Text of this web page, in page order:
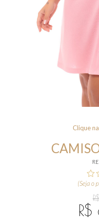
Clique
(Seja o